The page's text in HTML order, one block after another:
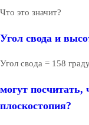
Что это значит?
Угол свода и
Угол свода = 158
могут посчитать,
плоскостопия?